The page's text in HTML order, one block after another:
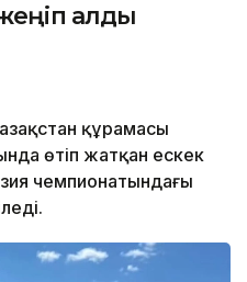
алды
құрамасы
өтіп жатқан ескек
чемпионатындағы